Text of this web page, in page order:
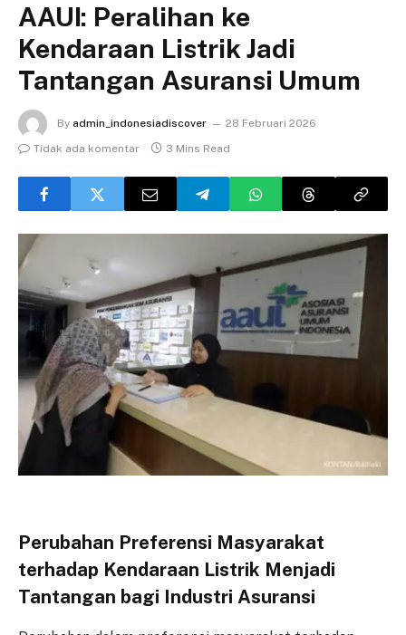
AAUI: Peralihan ke
Kendaraan Listrik Jadi
Tantangan Asuransi Umum
By admin_indonesiadiscover
28 Februari 2026
Tidak ada komentar
3 Mins Read
Perubahan Preferensi Masyarakat
terhadap Kendaraan Listrik Menjadi
Tantangan bagi Industri Asuransi